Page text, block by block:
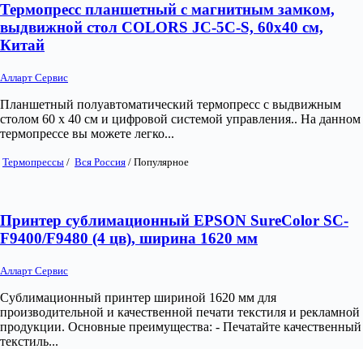
Термопресс планшетный с магнитным замком,
выдвижной стол COLORS JC-5C-S, 60х40 см,
Китай
Алларт Сервис
Планшетный полуавтоматический термопресс с выдвижным
столом 60 х 40 см и цифровой системой управления.. На данном
термопрессе вы можете легко...
Термопрессы / Вся Россия / Популярное
Принтер сублимационный EPSON SureColor SC-
F9400/F9480 (4 цв), ширина 1620 мм
Алларт Сервис
Сублимационный принтер шириной 1620 мм для
производительной и качественной печати текстиля и рекламной
продукции. Основные преимущества: - Печатайте качественный
текстиль...